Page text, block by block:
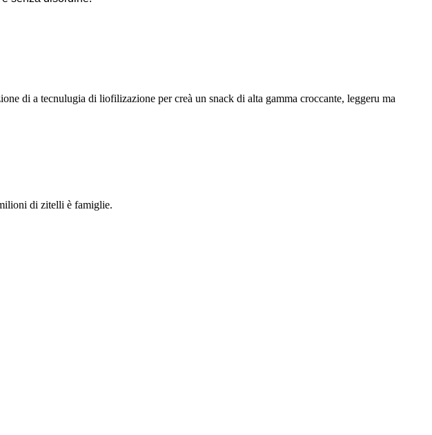
di a tecnulugia di liofilizazione per creà un snack di alta gamma croccante, leggeru ma
di zitelli è famiglie.